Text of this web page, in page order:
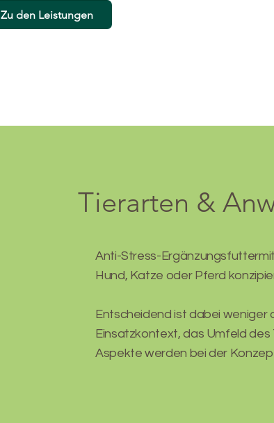
Zu den Leistungen
Tierarten &
Anti-Stress-
Hund, Katze oder Pferd
Entscheidend ist dabei weniger
Einsatzkontext, das Umfeld des
Aspekte werden bei der